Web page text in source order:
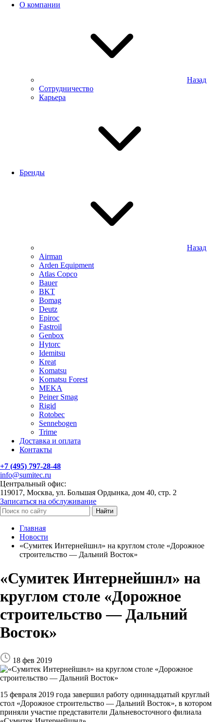
О компании
Назад
Сотрудничество
Карьера
Бренды
Назад
Airman
Arden Equipment
Atlas Сopco
Bauer
BKT
Bomag
Deutz
Epiroc
Fastroil
Genbox
Hytorc
Idemitsu
Kreat
Komatsu
Komatsu Forest
MEKA
Peiner Smag
Rigid
Rotobec
Sennebogen
Trime
Доставка и оплата
Контакты
+7 (495) 797-28-48
info@sumitec.ru
Центральный офис:
119017, Москва, ул. Большая Ордынка, дом 40, стр. 2
Записаться на обслуживание
Найти
Главная
Новости
«Сумитек Интернейшнл» на круглом столе «Дорожное
строительство — Дальний Восток»
«Сумитек Интернейшнл» на
круглом столе «Дорожное
строительство — Дальний
Восток»
18 фев 2019
15 февраля 2019 года завершил работу одиннадцатый круглый
стол «Дорожное строительство — Дальний Восток», в котором
приняли участие представители Дальневосточного филиала